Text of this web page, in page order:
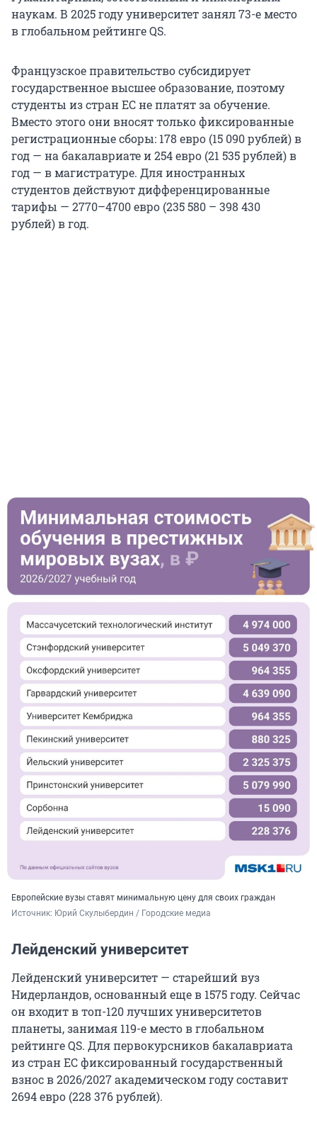
наукам. В 2025 году университет занял73-еместо
в глобальном рейтинге QS.
Французское правительство субсидирует
государственное высшее образование, поэтому
студенты из стран ЕС не платят за обучение.
Вместо этого они вносят только фиксированные
регистрационные сборы: 178 евро (15 090рублей) в
год — на бакалавриате и254евро (21 535рублей) в
год — в магистратуре. Для иностранных
студентов действуют дифференцированные
тарифы — 2770–4700евро (235 580 – 398 430
рублей) в год.
Европейские вузы ставят минимальную цену для своих граждан
Источник: Юрий Скулыбердин / Городские медиа
Лейденский университет
Лейденский университет — старейший вуз
Нидерландов, основанный еще в 1575 году. Сейчас
он входит втоп-120лучших университетов
планеты, занимая 119-еместо в глобальном
рейтинге QS. Для первокурсников бакалавриата
из стран ЕС фиксированный государственный
взнос в2026/2027академическом году составит
2694евро (228 376рублей).